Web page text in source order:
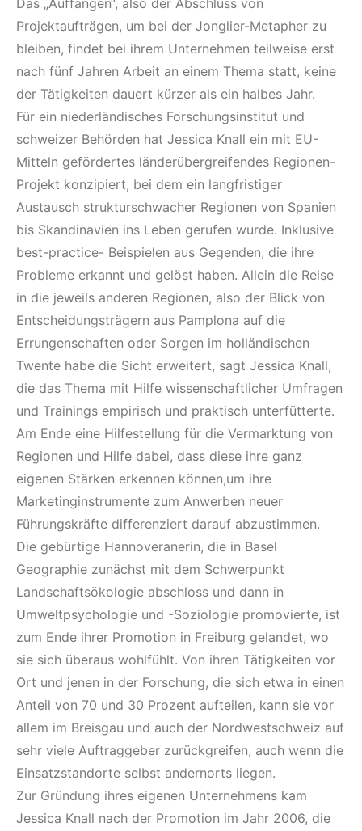
Projektaufträgen, um bei der Jonglier-Metapher zu
bleiben, findet bei ihrem Unternehmen teilweise erst
nach fünf Jahren Arbeit an einem Thema statt, keine
der Tätigkeiten dauert kürzer als ein halbes Jahr.
Für ein niederländisches Forschungsinstitut und
schweizer Behörden hat Jessica Knall ein mit EU-
Mitteln gefördertes länderübergreifendes Regionen-
Projekt konzipiert, bei dem ein langfristiger
Austausch strukturschwacher Regionen von Spanien
bis Skandinavien ins Leben gerufen wurde. Inklusive
best-practice- Beispielen aus Gegenden, die ihre
Probleme erkannt und gelöst haben. Allein die Reise
in die jeweils anderen Regionen, also der Blick von
Entscheidungsträgern aus Pamplona auf die
Errungenschaften oder Sorgen im holländischen
Twente habe die Sicht erweitert, sagt Jessica Knall,
die das Thema mit Hilfe wissenschaftlicher Umfragen
und Trainings empirisch und praktisch unterfütterte.
Am Ende eine Hilfestellung für die Vermarktung von
Regionen und Hilfe dabei, dass diese ihre ganz
eigenen Stärken erkennen können,um ihre
Marketinginstrumente zum Anwerben neuer
Führungskräfte differenziert darauf abzustimmen.
Die gebürtige Hannoveranerin, die in Basel
Geographie zunächst mit dem Schwerpunkt
Landschaftsökologie abschloss und dann in
Umweltpsychologie und -Soziologie promovierte, ist
zum Ende ihrer Promotion in Freiburg gelandet, wo
sie sich überaus wohlfühlt. Von ihren Tätigkeiten vor
Ort und jenen in der Forschung, die sich etwa in einen
Anteil von 70 und 30 Prozent aufteilen, kann sie vor
allem im Breisgau und auch der Nordwestschweiz auf
sehr viele Auftraggeber zurückgreifen, auch wenn die
Einsatzstandorte selbst andernorts liegen.
Zur Gründung ihres eigenen Unternehmens kam
Jessica Knall nach der Promotion im Jahr 2006, die